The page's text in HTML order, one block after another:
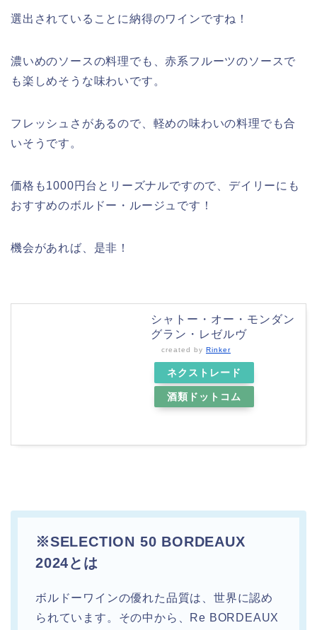
選出されていることに納得のワインですね！
濃いめのソースの料理でも、赤系フルーツのソースで
も楽しめそうな味わいです。
フレッシュさがあるので、軽めの味わいの料理でも合
いそうです。
価格も1000円台とリーズナルですので、デイリーにも
おすすめのボルドー・ルージュです！
機会があれば、是非！
シャトー・オー・モンダン
グラン・レゼルヴ
created by Rinker
ネクストレード
酒類ドットコム
※SELECTION 50 BORDEAUX
2024とは
ボルドーワインの優れた品質は、世界に認め
られています。その中から、Re BORDEAUX